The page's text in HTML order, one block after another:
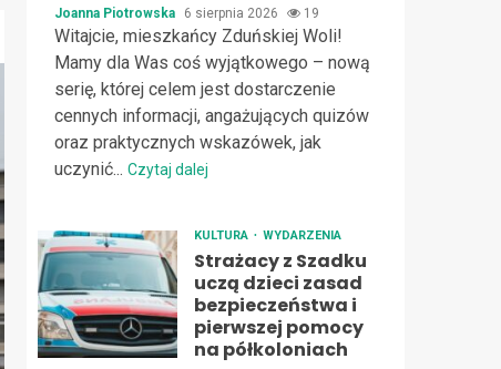
Joanna Piotrowska 6 sierpnia 2026 19
Witajcie, mieszkańcy Zduńskiej Woli!
Mamy dla Was coś wyjątkowego – nową
serię, której celem jest dostarczenie
cennych informacji, angażujących quizów
oraz praktycznych wskazówek, jak
uczynić... Czytaj dalej
KULTURA WYDARZENIA
Strażacy z Szadku
uczą dzieci zasad
bezpieczeństwa i
pierwszej pomocy
na półkoloniach